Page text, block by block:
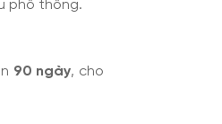
phổ thông.
90 ngày, cho